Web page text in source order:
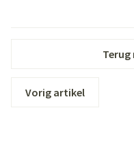
Vorig artikel